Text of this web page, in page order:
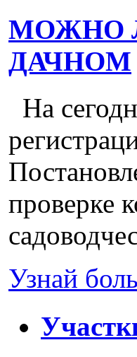
МОЖНО
ДАЧНОМ
На
проверке
Узнай